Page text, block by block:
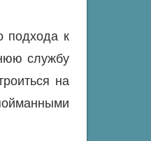
подхода к
службу
на